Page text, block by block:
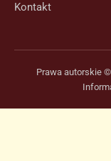
Kontakt
Prawa autorskie